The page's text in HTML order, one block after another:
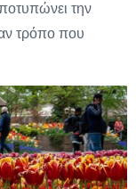
την
τρόπο που